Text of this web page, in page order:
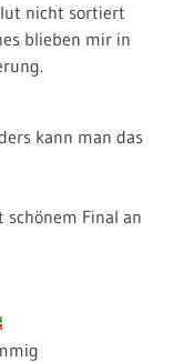
nicht sortiert
blieben mir in
kann man das
schönem Final an